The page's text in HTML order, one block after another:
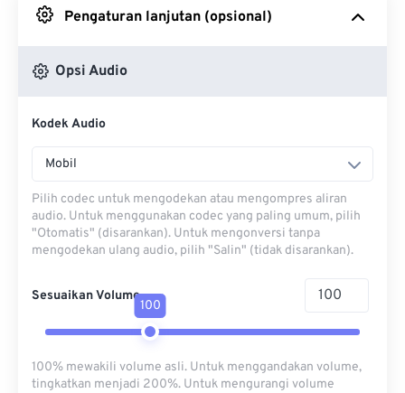
Pengaturan lanjutan (opsional)
Opsi Audio
Kodek Audio
Mobil
Pilih codec untuk mengodekan atau mengompres aliran
audio. Untuk menggunakan codec yang paling umum, pilih
"Otomatis" (disarankan). Untuk mengonversi tanpa
mengodekan ulang audio, pilih "Salin" (tidak disarankan).
Sesuaikan Volume
100
100% mewakili volume asli. Untuk menggandakan volume,
tingkatkan menjadi 200%. Untuk mengurangi volume